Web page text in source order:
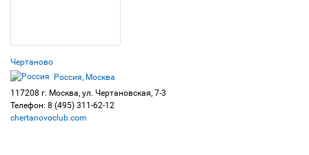
Чертаново
Россия, Москва
117208 г. Москва, ул. Чертановская, 7-3
Телефон: 8 (495) 311-62-12
chertanovoclub.com